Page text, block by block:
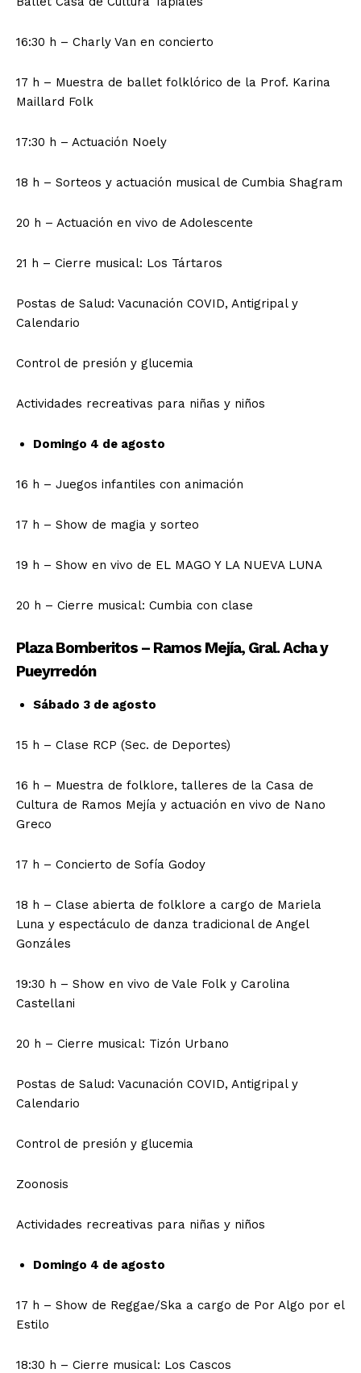
16:30 h – Charly Van en concierto
17 h – Muestra de ballet folklórico de la Prof. Karina
Maillard Folk
17:30 h – Actuación Noely
18 h – Sorteos y actuación musical de Cumbia Shagram
20 h – Actuación en vivo de Adolescente
21 h – Cierre musical: Los Tártaros
Postas de Salud: Vacunación COVID, Antigripal y
Calendario
Control de presión y glucemia
Actividades recreativas para niñas y niños
Domingo 4 de agosto
16 h – Juegos infantiles con animación
17 h – Show de magia y sorteo
19 h – Show en vivo de EL MAGO Y LA NUEVA LUNA
20 h – Cierre musical: Cumbia con clase
Plaza Bomberitos – Ramos Mejía, Gral. Acha y
Pueyrredón
Sábado 3 de agosto
15 h – Clase RCP (Sec. de Deportes)
16 h – Muestra de folklore, talleres de la Casa de
Cultura de Ramos Mejía y actuación en vivo de Nano
Greco
17 h – Concierto de Sofía Godoy
18 h – Clase abierta de folklore a cargo de Mariela
Luna y espectáculo de danza tradicional de Angel
Gonzáles
19:30 h – Show en vivo de Vale Folk y Carolina
Castellani
20 h – Cierre musical: Tizón Urbano
Postas de Salud: Vacunación COVID, Antigripal y
Calendario
Control de presión y glucemia
Zoonosis
Actividades recreativas para niñas y niños
Domingo 4 de agosto
17 h – Show de Reggae/Ska a cargo de Por Algo por el
Estilo
18:30 h – Cierre musical: Los Cascos